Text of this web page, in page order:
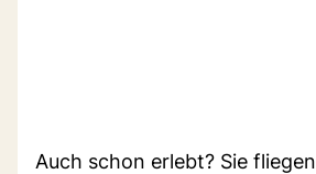
Auch schon erlebt? Sie